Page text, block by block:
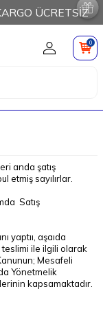
ÜCRETSİZ
0
anda şatış
etmiş sayılırlar.
Satış
yaptıı, aşaıda
teslimi ile ilgili olarak
Mesafeli
Yönetmelik
kapsamaktadır.